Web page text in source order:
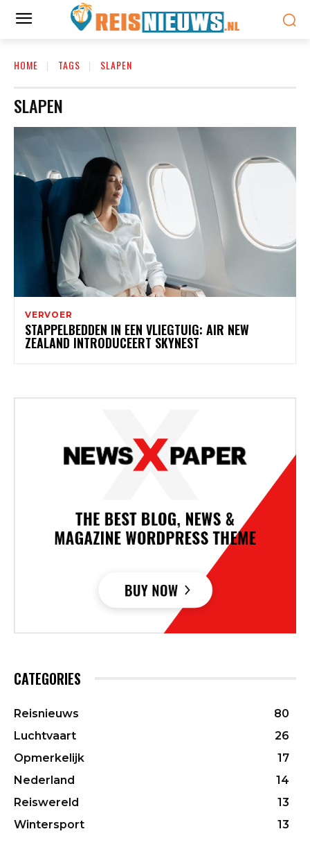
HOME TAGS SLAPEN
SLAPEN
VERVOER
STAPPELBEDDEN IN EEN VLIEGTUIG: AIR NEW
ZEALAND INTRODUCEERT SKYNEST
CATEGORIES
Reisnieuws
80
Luchtvaart
26
Opmerkelijk
17
Nederland
14
Reiswereld
13
Wintersport
13